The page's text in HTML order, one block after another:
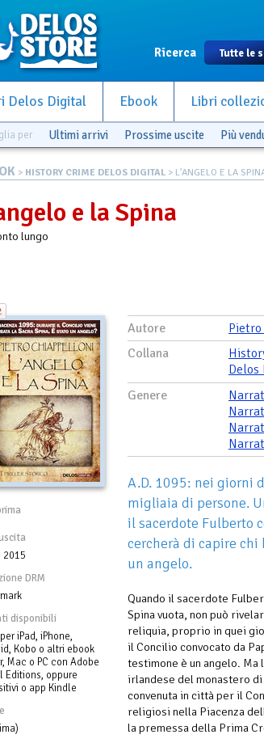
Ricerca
Delos Digital Ebook Libri
per Ultimi arrivi Prossime uscite Più
> HISTORY CRIME DELOS DIGITAL > L'ANGELO E LA
e la Spina
lungo
2015
DRM
disponibili
per iPad, iPhone,
Kobo o altri ebook
Mac o PC con Adobe
Editions, oppure
o app Kindle
Autore
Collana
Genere
A.D. 1095: nei giorni
migliaia di persone.
il sacerdote Fulberto
cercherà di capire chi
un angelo.
Quando il sacerdote
Spina vuota, non può
reliquia, proprio in quei
il Concilio convocato da
testimone è un angelo.
irlandese del monastero
convenuta in città per il
religiosi nella Piacenza
la premessa della Prima